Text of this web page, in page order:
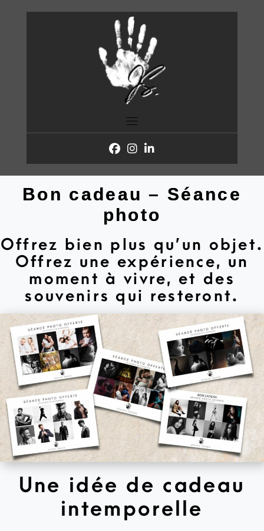
Bon cadeau – Séance
photo
Offrez bien plus qu’un objet.
Offrez une expérience, un
moment à vivre, et des
souvenirs qui resteront.
Une idée de cadeau
intemporelle